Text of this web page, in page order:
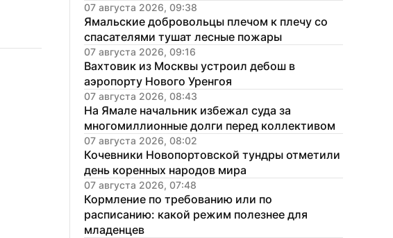
07 августа 2026, 09:38
Ямальские добровольцы плечом к плечу со
спасателями тушат лесные пожары
07 августа 2026, 09:16
Вахтовик из Москвы устроил дебош в
аэропорту Нового Уренгоя
07 августа 2026, 08:43
На Ямале начальник избежал суда за
многомиллионные долги перед коллективом
07 августа 2026, 08:02
Кочевники Новопортовской тундры отметили
день коренных народов мира
07 августа 2026, 07:48
Кормление по требованию или по
расписанию: какой режим полезнее для
младенцев